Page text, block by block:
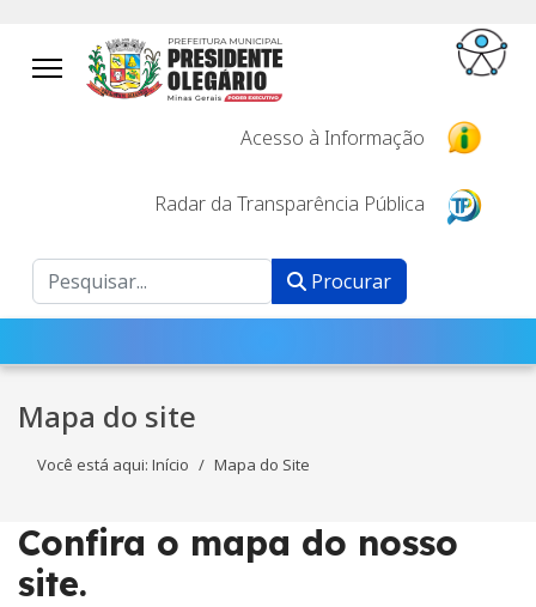
Acesso à Informação
Radar da Transparência Pública
Procurar Procurar
Mapa do site
Você está aqui: Início Mapa do Site
Confira o mapa do nosso
site.